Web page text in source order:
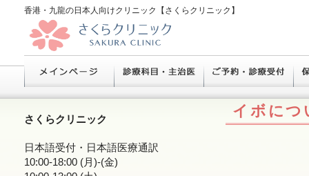
香港・九龍の日本人向けクリニック【さくらクリニック】
イボにつ
さくらクリニック
日本語受付・日本語医療通訳
10:00-18:00 (月)-(金)